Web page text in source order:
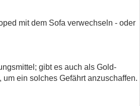
mit dem Sofa verwechseln - oder
gibt es auch als Gold-
um ein solches Gefährt anzuschaffen.